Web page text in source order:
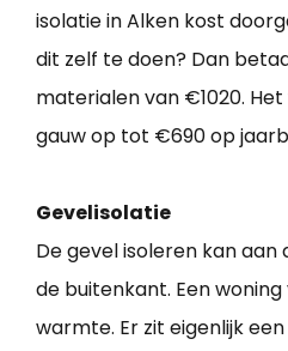
isolatie in Alken kost
dit zelf te doen? Dan
materialen van €1020.
gauw op tot €690 op
Gevelisolatie
De gevel isoleren kan
de buitenkant. Een
warmte. Er zit eigenlijk